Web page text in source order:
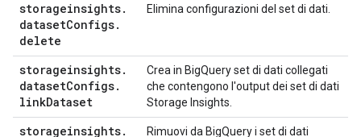
storageinsights.
datasetConfigs.
delete
Elimina configurazioni del set di dati.
storageinsights.
datasetConfigs.
linkDataset
Crea in BigQuery set di dati collegati
che contengono l'output dei set di dati
Storage Insights.
storageinsights.
Rimuovi da BigQuery i set di dati